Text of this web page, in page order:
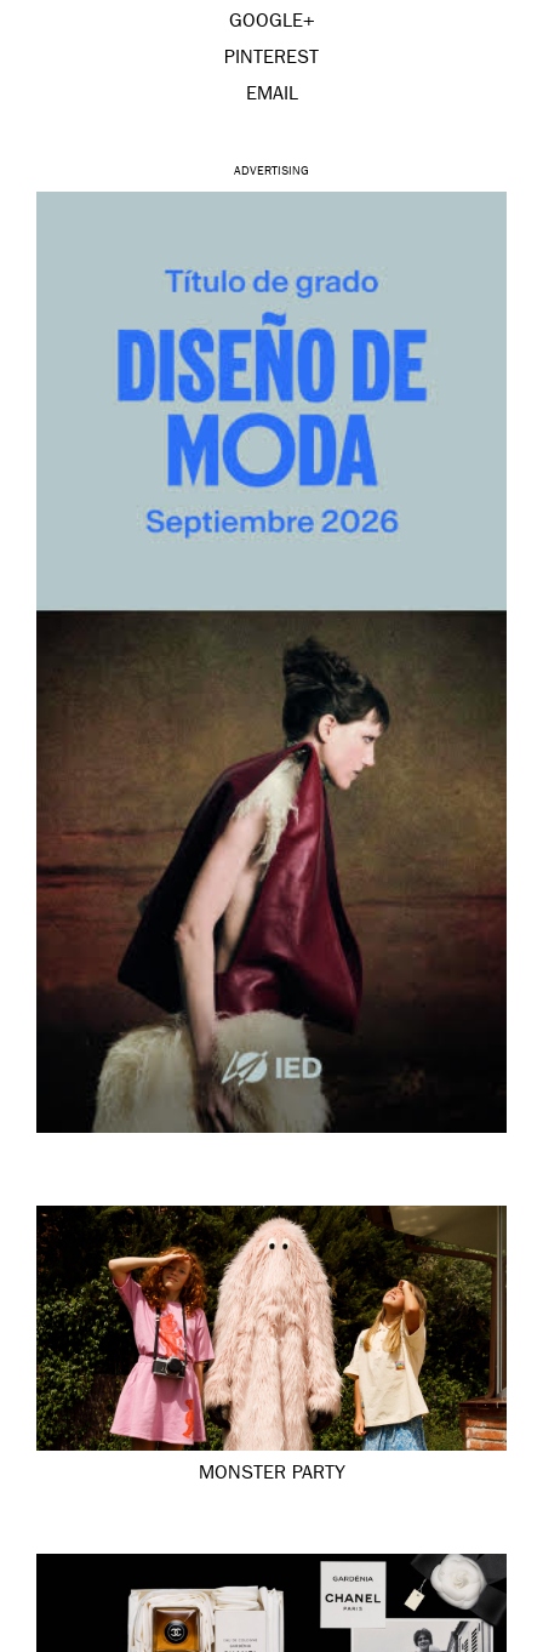
GOOGLE+
PINTEREST
EMAIL
ADVERTISING
MONSTER PARTY